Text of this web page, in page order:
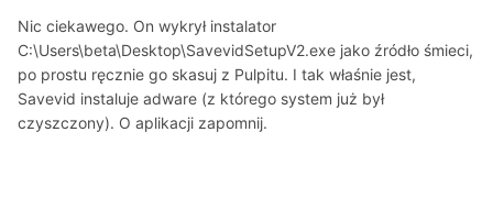
Nic ciekawego. On wykrył instalator
C:\Users\beta\Desktop\SavevidSetupV2.exe jako źródło śmieci,
po prostu ręcznie go skasuj z Pulpitu. I tak właśnie jest,
Savevid instaluje adware (z którego system już był
czyszczony). O aplikacji zapomnij.